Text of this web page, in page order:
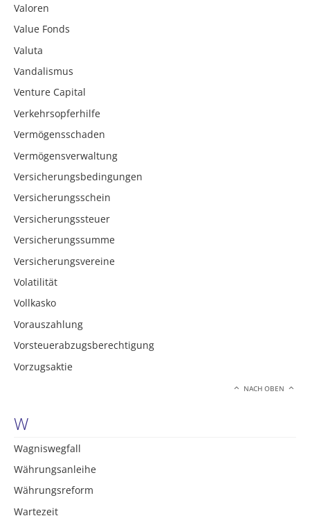
Valoren
Value Fonds
Valuta
Vandalismus
Venture Capital
Verkehrsopferhilfe
Vermögensschaden
Vermögensverwaltung
Versicherungsbedingungen
Versicherungsschein
Versicherungssteuer
Versicherungssumme
Versicherungsvereine
Volatilität
Vollkasko
Vorauszahlung
Vorsteuerabzugsberechtigung
Vorzugsaktie
NACH OBEN
W
Wagniswegfall
Währungsanleihe
Währungsreform
Wartezeit